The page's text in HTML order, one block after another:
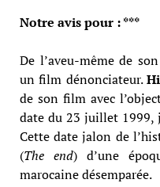
Notre avis pour : ***
De l’aveu-même de
un film dénonciateur.
de son film avec
date du 23 juillet 1999,
Cette date jalon de
(The end) d’une
marocaine désemparée.